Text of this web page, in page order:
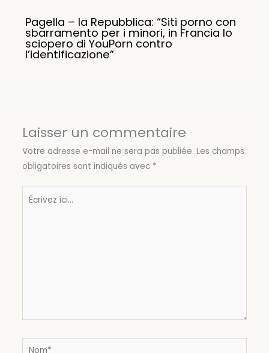
Pagella – la Repubblica: “Siti porno con
sbarramento per i minori, in Francia lo
sciopero di YouPorn contro
l’identificazione”
Laisser un commentaire
Votre adresse e-mail ne sera pas publiée. Les champs
obligatoires sont indiqués avec *
Écrivez
Nom*